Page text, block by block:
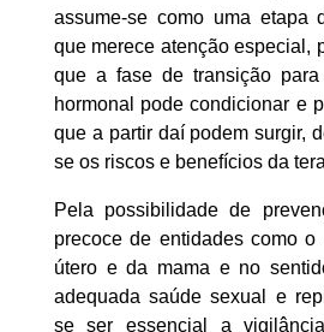
assume-se como uma etapa
que merece atenção especial,
que a fase de transição
hormonal pode condicionar e
que a partir daí podem surgir,
se os riscos e benefícios da
Pela possibilidade de
precoce de entidades como
útero e da mama e no
adequada saúde sexual e
se ser essencial a